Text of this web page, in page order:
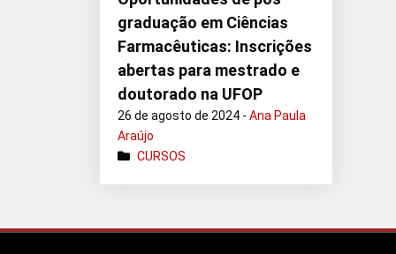
graduação em Ciências
Farmacêuticas: Inscrições
abertas para mestrado e
doutorado na UFOP
26 de agosto de 2024 -Ana Paula
Araújo
CURSOS